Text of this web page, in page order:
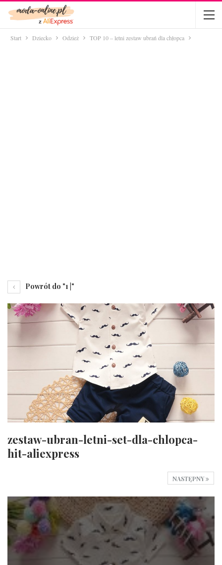
Start Dziecko Odzież TOP 10 – letni zestaw ubrań dla chłopca
Powrót do "1 |"
zestaw-ubran-letni-set-dla-chlopca-
hit-aliexpress
NASTĘPNY